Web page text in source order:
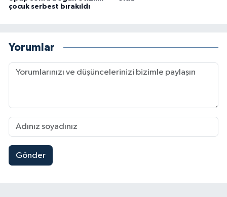
çocuk serbest bırakıldı
Yorumlar
Gönder